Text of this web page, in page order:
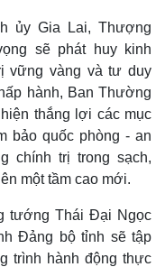
ủy Gia Lai, Thượng
sẽ phát huy kinh
vững vàng và tư duy
hành, Ban Thường
thắng lợi các mục
bảo quốc phòng - an
chính trị trong sạch,
một tầm cao mới.
tướng Thái Đại Ngọc
Đảng bộ tỉnh sẽ tập
trình hành động thực